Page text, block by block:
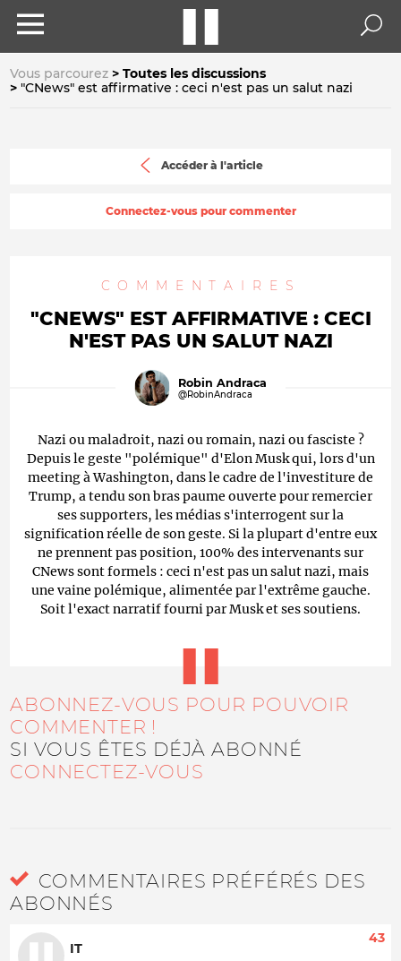
Vous parcourez
Toutes les discussions
"CNews" est affirmative : ceci n'est pas un salut nazi
Accéder à l'article
Connectez-vous pour commenter
COMMENTAIRES
"CNEWS" EST AFFIRMATIVE : CECI
N'EST PAS UN SALUT NAZI
Robin Andraca
@RobinAndraca
Nazi ou maladroit, nazi ou romain, nazi ou fasciste ?
Depuis le geste "polémique" d'Elon Musk qui, lors d'un
meeting à Washington, dans le cadre de l'investiture de
Trump, a tendu son bras paume ouverte pour remercier
ses supporters, les médias s'interrogent sur la
signification réelle de son geste. Si la plupart d'entre eux
ne prennent pas position, 100% des intervenants sur
CNews sont formels : ceci n'est pas un salut nazi, mais
une vaine polémique, alimentée par l'extrême gauche.
Soit l'exact narratif fourni par Musk et ses soutiens.
ABONNEZ-VOUS POUR POUVOIR
COMMENTER !
SI VOUS ÊTES DÉJÀ ABONNÉ
CONNECTEZ-VOUS
COMMENTAIRES PRÉFÉRÉS DES
ABONNÉS
IT
43